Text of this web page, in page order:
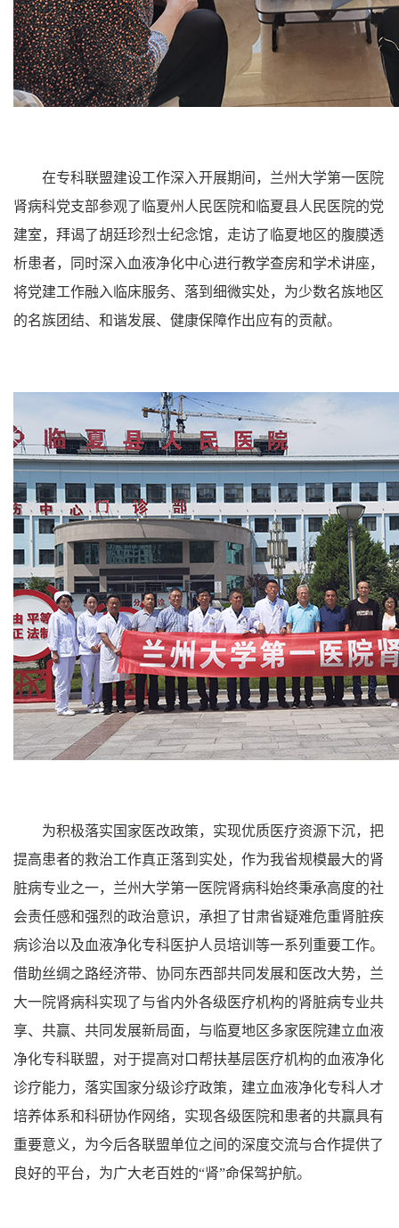
在专科联盟建设工作深入开展期间，兰州大学第一医院
肾病科党支部参观了临夏州人民医院和临夏县人民医院的党
建室，拜谒了胡廷珍烈士纪念馆，走访了临夏地区的腹膜透
析患者，同时深入血液净化中心进行教学查房和学术讲座，
将党建工作融入临床服务、落到细微实处，为少数名族地区
的名族团结、和谐发展、健康保障作出应有的贡献。
为积极落实国家医改政策，实现优质医疗资源下沉，把
提高患者的救治工作真正落到实处，作为我省规模最大的肾
脏病专业之一，兰州大学第一医院肾病科始终秉承高度的社
会责任感和强烈的政治意识，承担了甘肃省疑难危重肾脏疾
病诊治以及血液净化专科医护人员培训等一系列重要工作。
借助丝绸之路经济带、协同东西部共同发展和医改大势，兰
大一院肾病科实现了与省内外各级医疗机构的肾脏病专业共
享、共赢、共同发展新局面，与临夏地区多家医院建立血液
净化专科联盟，对于提高对口帮扶基层医疗机构的血液净化
诊疗能力，落实国家分级诊疗政策，建立血液净化专科人才
培养体系和科研协作网络，实现各级医院和患者的共赢具有
重要意义，为今后各联盟单位之间的深度交流与合作提供了
良好的平台，为广大老百姓的“肾”命保驾护航。